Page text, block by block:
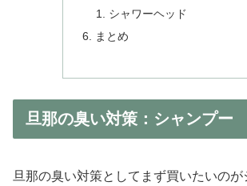
シャワーヘッド
まとめ
旦那の臭い対策：シャンプー
旦那の臭い対策としてまず買いたいのが